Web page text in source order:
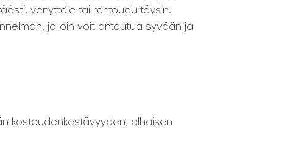
venyttele tai rentoudu täysin.
jolloin voit antautua syvään ja
kosteudenkestävyyden, alhaisen